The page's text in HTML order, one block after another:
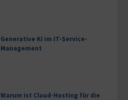
Generative KI im IT-Service-
Management
Warum ist Cloud-Hosting für die